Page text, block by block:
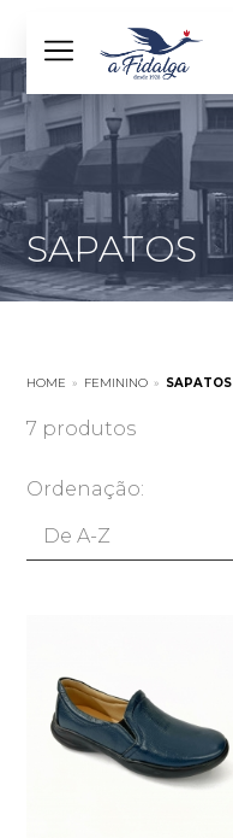
SAPATOS
HOME » FEMININO » SAPATOS
7 produtos
Ordenação: